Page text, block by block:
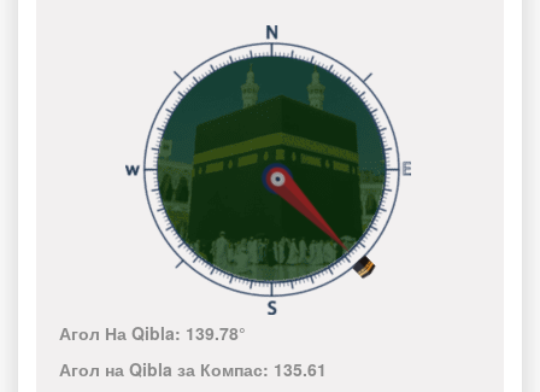
Агол На Qibla: 139.78°
Агол на Qibla за Компас: 135.61